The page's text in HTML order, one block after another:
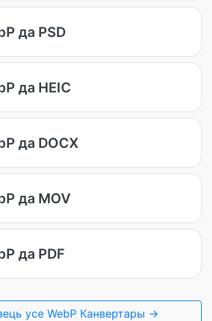
да PSD
да HEIC
да DOCX
да MOV
да PDF
усе WebP Канвертары →